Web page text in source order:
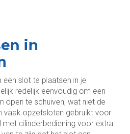
in
slot te plaatsen in je
redelijk eenvoudig om een
open te schuiven, wat niet de
vaak opzetsloten gebruikt voor
met cilinderbediening voor extra